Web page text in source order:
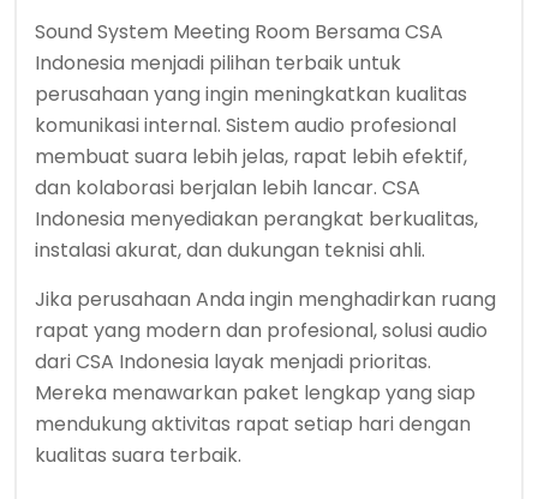
Sound System Meeting Room Bersama CSA
Indonesia menjadi pilihan terbaik untuk
perusahaan yang ingin meningkatkan kualitas
komunikasi internal. Sistem audio profesional
membuat suara lebih jelas, rapat lebih efektif,
dan kolaborasi berjalan lebih lancar. CSA
Indonesia menyediakan perangkat berkualitas,
instalasi akurat, dan dukungan teknisi ahli.
Jika perusahaan Anda ingin menghadirkan ruang
rapat yang modern dan profesional, solusi audio
dari CSA Indonesia layak menjadi prioritas.
Mereka menawarkan paket lengkap yang siap
mendukung aktivitas rapat setiap hari dengan
kualitas suara terbaik.